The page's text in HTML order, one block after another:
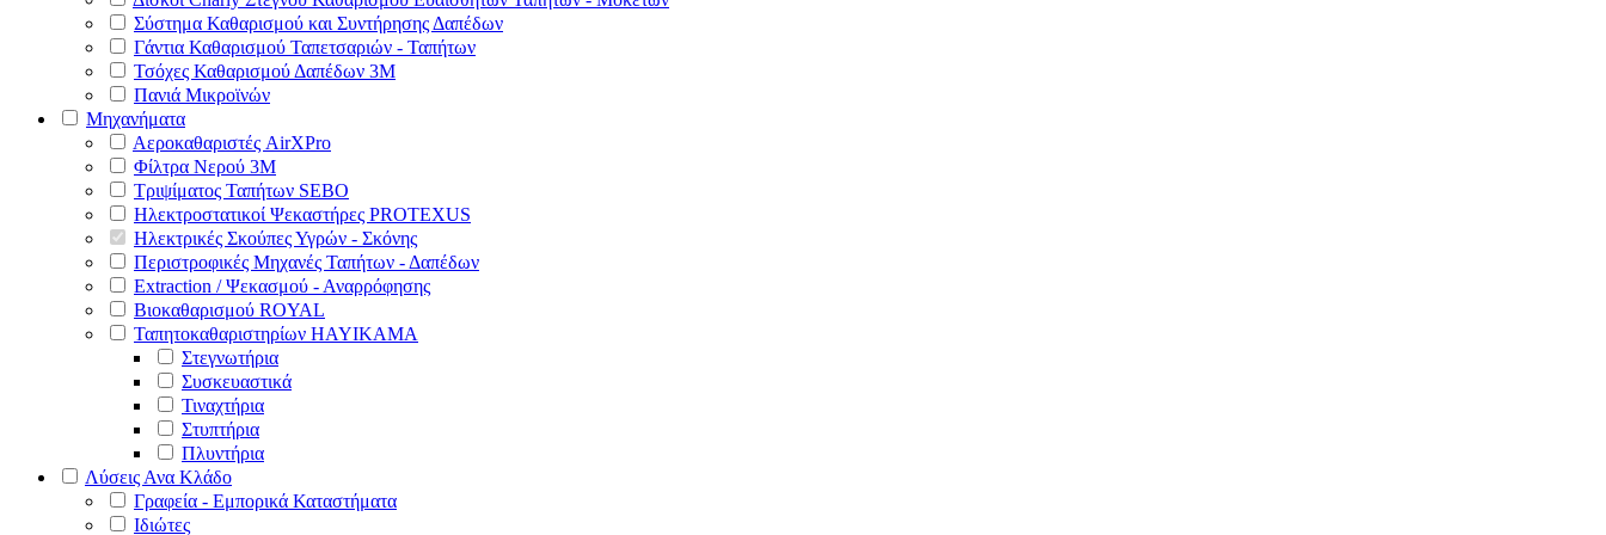
Σύστημα Καθαρισμού και Συντήρησης Δαπέδων
Γάντια Καθαρισμού Ταπετσαριών - Ταπήτων
Τσόχες Καθαρισμού Δαπέδων 3Μ
Πανιά Μικροϊνών
Μηχανήματα
Αεροκαθαριστές AirXPro
Φίλτρα Νερού 3M
Τριψίματος Ταπήτων SEBO
Ηλεκτροστατικοί Ψεκαστήρες PROTEXUS
Ηλεκτρικές Σκούπες Υγρών - Σκόνης
Περιστροφικές Μηχανές Ταπήτων - Δαπέδων
Extraction / Ψεκασμού - Αναρρόφησης
Βιοκαθαρισμού ROYAL
Ταπητοκαθαριστηρίων HAYIKAMA
Στεγνωτήρια
Συσκευαστικά
Τιναχτήρια
Στυπτήρια
Πλυντήρια
Λύσεις Ανα Κλάδο
Γραφεία - Εμπορικά Καταστήματα
Ιδιώτες